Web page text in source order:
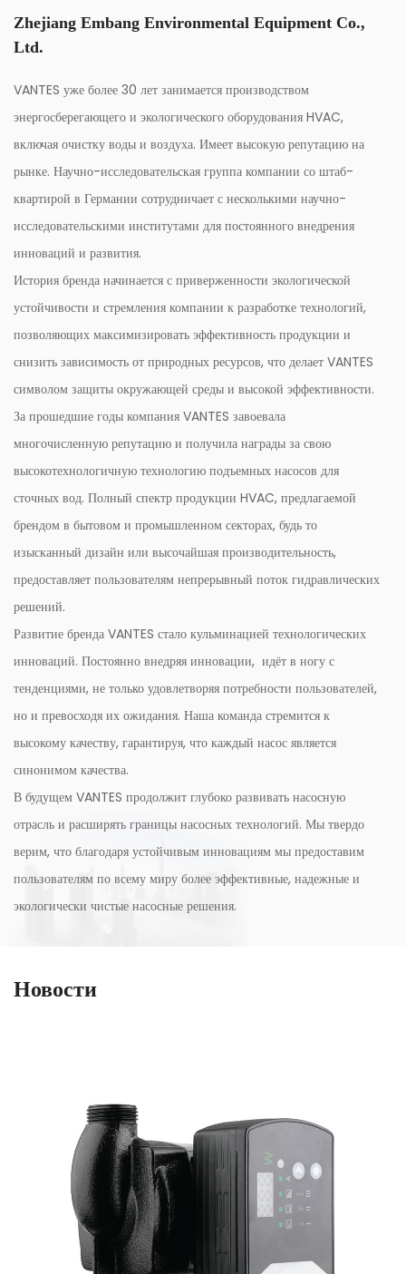
Служба поддержки клиентов
Круглосуточная поддержка: доступна специальная поддержка
и обслуживанием, гарантируя, что пользователи смогут
максимизировать выгоду от своих инвестиций.
Наш Интеллектуальный центробежный электрический насос
постоянного давления с переменной частотой на постоянном
магните предлагает передовое решение для эффективной и
надежной подачи воды. Сочетание передовых технологий,
энергоэффективности и удобства пользователя делает его
хорошим выбором для широкого спектра применений,
Zhejiang Embang Environmental Equipment Co.,
Ltd.
VANTES уже более 30 лет занимается производством
энергосберегающего и экологического оборудования HVAC,
включая очистку воды и воздуха. Имеет высокую репутацию на
рынке. Научно-исследовательская группа компании со штаб-
квартирой в Германии сотрудничает с несколькими научно-
исследовательскими институтами для постоянного внедрения
инноваций и развития.
История бренда начинается с приверженности экологической
устойчивости и стремления компании к разработке технологий,
позволяющих максимизировать эффективность продукции и
снизить зависимость от природных ресурсов, что делает VANTES
символом защиты окружающей среды и высокой эффективности.
За прошедшие годы компания VANTES завоевала
многочисленную репутацию и получила награды за свою
высокотехнологичную технологию подъемных насосов для
сточных вод. Полный спектр продукции HVAC, предлагаемой
брендом в бытовом и промышленном секторах, будь то
изысканный дизайн или высочайшая производительность,
предоставляет пользователям непрерывный поток гидравлических
решений.
Развитие бренда VANTES стало кульминацией технологических
инноваций. Постоянно внедряя инновации, идёт в ногу с
тенденциями, не только удовлетворяя потребности пользователей,
но и превосходя их ожидания. Наша команда стремится к
высокому качеству, гарантируя, что каждый насос является
синонимом качества.
В будущем VANTES продолжит глубоко развивать насосную
отрасль и расширять границы насосных технологий. Мы твердо
верим, что благодаря устойчивым инновациям мы предоставим
пользователям по всему миру более эффективные, надежные и
экологически чистые насосные решения.
Новости